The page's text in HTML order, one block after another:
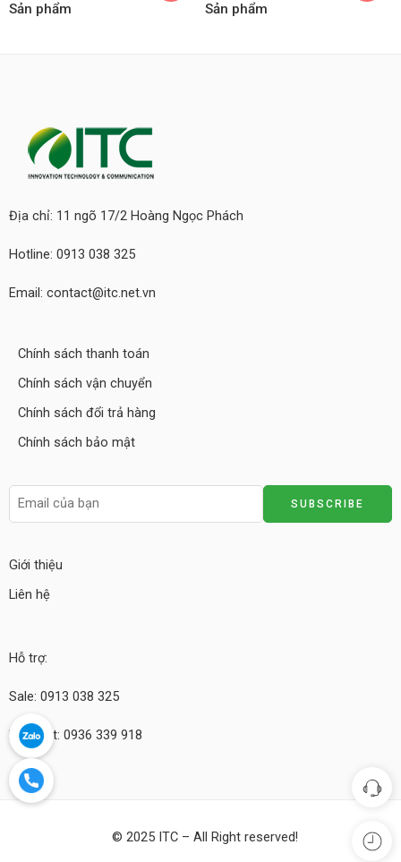
Sản phẩm Sản phẩm
Địa chỉ: 11 ngõ 17/2 Hoàng Ngọc Phách
Hotline: 0913 038 325
Email: contact@itc.net.vn
Chính sách thanh toán
Chính sách vận chuyển
Chính sách đổi trả hàng
Chính sách bảo mật
Giới thiệu
Liên hệ
Hỗ trợ:
Sale: 0913 038 325
Kỹ thuật: 0936 339 918
© 2025 ITC – All Right reserved!